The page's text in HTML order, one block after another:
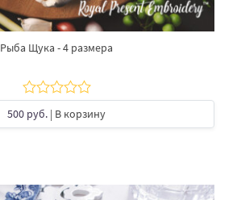
Рыба Щука - 4 размера
500 руб. | В корзину